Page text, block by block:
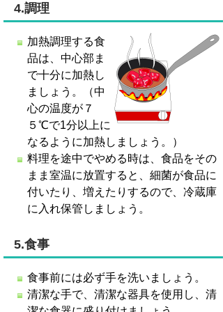
4.調理
加熱調理する食
品は、中心部ま
で十分に加熱し
ましょう。（中
心の温度が７
５℃で1分以上に
なるように加熱しましょう。）
料理を途中でやめる時は、食品をその
まま室温に放置すると、細菌が食品に
付いたり、増えたりするので、冷蔵庫
に入れ保管しましょう。
5.食事
食事前には必ず手を洗いましょう。
清潔な手で、清潔な器具を使用し、清